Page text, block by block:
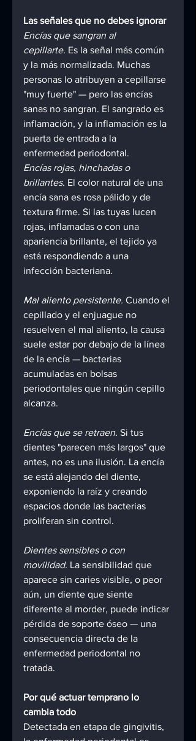
Las señales que no debes ignorar
Encías que sangran al
cepillarte. Es la señal más común
y la más normalizada. Muchas
personas lo atribuyen a cepillarse
"muy fuerte" — pero las encías
sanas no sangran. El sangrado es
inflamación, y la inflamación es la
puerta de entrada a la
enfermedad periodontal.
Encías rojas, hinchadas o
brillantes. El color natural de una
encía sana es rosa pálido y de
textura firme. Si las tuyas lucen
rojas, inflamadas o con una
apariencia brillante, el tejido ya
está respondiendo a una
infección bacteriana.
Mal aliento persistente. Cuando el
cepillado y el enjuague no
resuelven el mal aliento, la causa
suele estar por debajo de la línea
de la encía — bacterias
acumuladas en bolsas
periodontales que ningún cepillo
alcanza.
Encías que se retraen. Si tus
dientes "parecen más largos" que
antes, no es una ilusión. La encía
se está alejando del diente,
exponiendo la raíz y creando
espacios donde las bacterias
proliferan sin control.
Dientes sensibles o con
movilidad. La sensibilidad que
aparece sin caries visible, o peor
aún, un diente que siente
diferente al morder, puede indicar
pérdida de soporte óseo — una
consecuencia directa de la
enfermedad periodontal no
tratada.
Por qué actuar temprano lo
cambia todo
Detectada en etapa de gingivitis,